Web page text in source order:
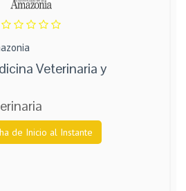
Veterinaria y
de Inicio al Instante